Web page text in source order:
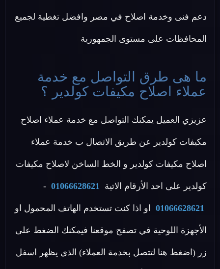
دعم فنى وخدمة اصلاح في مصر وافضل تغطية لجميع
المحافظات على مستوى الجمهورية
ما هى طرق التواصل مع خدمة
عملاء اصلاح مكيفات كولدير ؟
عزيزي العميل يمكنك التواصل مع خدمة عملاء اصلاح
مكيفات كولدير عن طريق الاتصال ب خدمة عملاء
اصلاح مكيفات كولدير و الخط الساخن لاصلاح مكيفات
كولدير على احد الأرقام الاتية 01066628621
-
01066628621 او اذا كنت تستخدم الهاتف المحمول او
الأجهزة اللوحية في تصفح موقعنا فيمكنك الضغط على
زر (اضغط هنا لتتصل بخدمة العملاء) الذي يظهر اسفل